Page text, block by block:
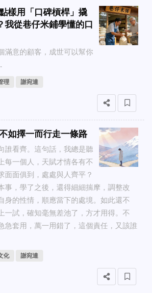
樣用「口碑槓桿」撬
我從巷仔米鋪學懂的口
滿意的顧客，成世可以幫你
理 謝宛達
如擇一而行走一條路
誰看齊。這句話，我總是聽
每一個人，天賦才情各有不
面面俱到，處處與人齊平？
事，學了之後，還得細細揣摩，調整改
身的性情，順應當下的處境。如此還不
一試，確知毫無差池了，方才用得。不
急套用，萬一用錯了，這個責任，又該誰
化 謝宛達